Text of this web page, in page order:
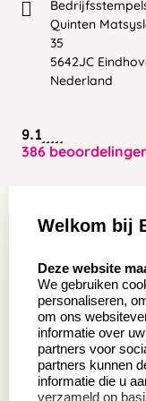
Quinten
35
5642JC
Nederland
9.1
386
Wederverkoper
worden
Sale
Betaling &
Welkom bij
Deze website
We gebruiken
personaliseren,
om ons
informatie over
partners voor
partners kunnen
informatie die u
verzameld op